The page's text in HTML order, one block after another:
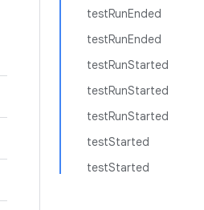
testRunEnded
testRunEnded
testRunStarted
testRunStarted
testRunStarted
testStarted
testStarted